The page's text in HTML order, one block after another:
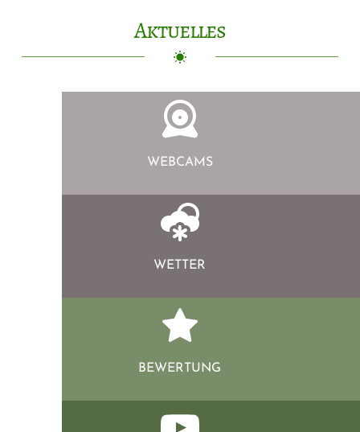
Aktuelles
WEBCAMS
WETTER
BEWERTUNG